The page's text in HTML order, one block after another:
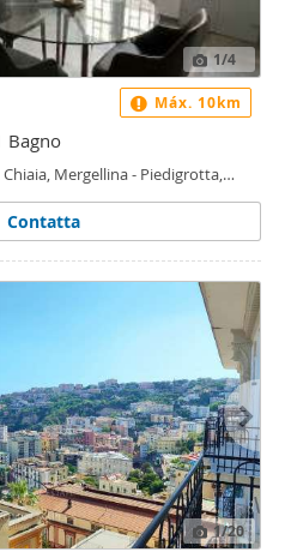
1/4
Bagno
Mergellina - Piedigrotta,
Contatta
Máx. 10km
1/20